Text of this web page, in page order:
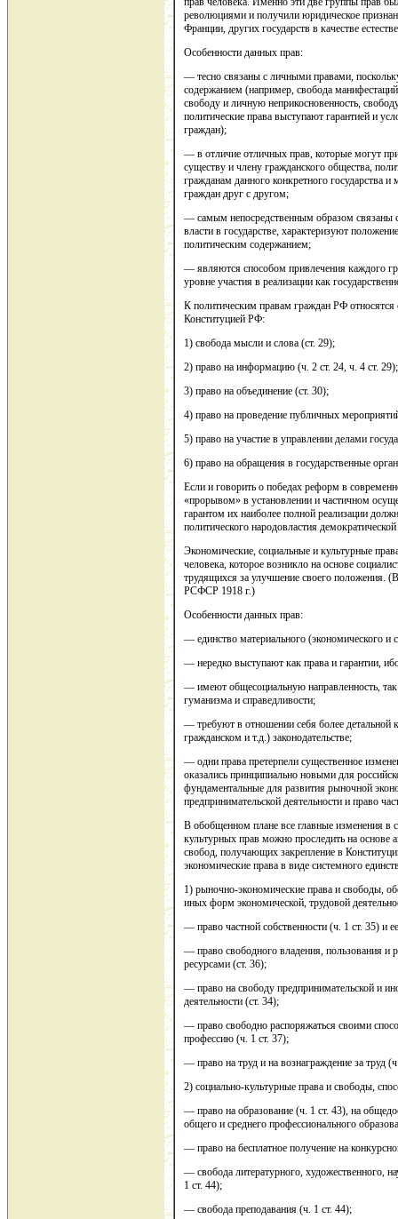
революциями и получили юридическое
Франции, других государств в качестве
Особенности данных прав:
— тесно связаны с личными правами,
содержанием (например, свобода
свободу и личную неприкосновенность,
политические права выступают гарантией и
граждан);
— в отличие отличных прав, которые могут
существу и члену гражданского общества,
гражданам данного конкретного государства
граждан друг с другом;
— самым непосредственным образом связаны
власти в государстве, характеризуют
политическим содержанием;
— являются способом привлечения каждого
уровне участия в реализации как
К политическим правам граждан РФ
Конституцией РФ:
1) свобода мысли и слова (ст. 29);
2) право на информацию (ч. 2 ст. 24, ч. 4 ст. 29);
3) право на объединение (ст. 30);
4) право на проведение публичных
5) право на участие в управлении делами
6) право на обращения в государственные
Если и говорить о победах реформ в
«прорывом» в установлении и частичном
гарантом их наиболее полной реализации
политического народовластия
Экономические, социальные и культурные
человека, которое возникло на основе
трудящихся за улучшение своего положения.
РСФСР 1918 г.)
Особенности данных прав:
— единство материального (экономического и
— нередко выступают как права и гарантии,
— имеют общесоциальную направленность,
гуманизма и справедливости;
— требуют в отношении себя более
гражданском и т.д.) законодательстве;
— одни права претерпели существенное
оказались принципиально новыми для
фундаментальные для развития рыночной
предпринимательской деятельности и право
В обобщенном плане все главные изменения в
культурных прав можно проследить на основе
свобод, получающих закрепление в
экономические права в виде системного
1) рыночно-экономические права и свободы,
иных форм экономической, трудовой
— право частной собственности (ч. 1 ст. 35) и
— право свободного владения, пользования
ресурсами (ст. 36);
— право на свободу предпринимательской и
деятельности (ст. 34);
— право свободно распоряжаться своими
профессию (ч. 1 ст. 37);
— право на труд и на вознаграждение за труд
2) социально-культурные права и свободы,
— право на образование (ч. 1 ст. 43), на
общего и среднего профессионального
— право на бесплатное получение на
— свобода литературного, художественного,
1 ст. 44);
— свобода преподавания (ч. 1 ст. 44);